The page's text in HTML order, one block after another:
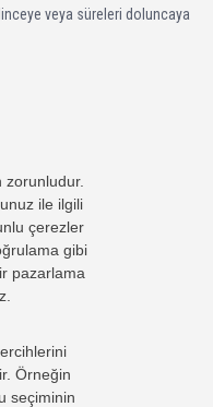
veya süreleri doluncaya
zorunludur.
ile ilgili
çerezler
gibi
pazarlama
Örneğin
seçiminin